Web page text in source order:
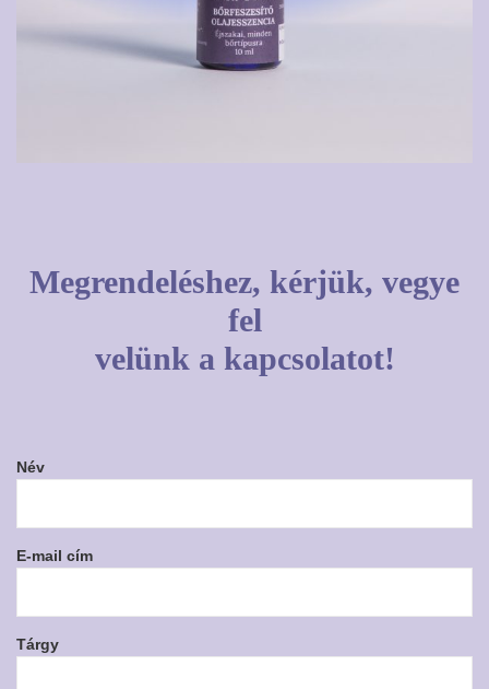
Megrendeléshez, kérjük, vegye
fel
velünk a kapcsolatot!
Név
E-mail cím
Tárgy